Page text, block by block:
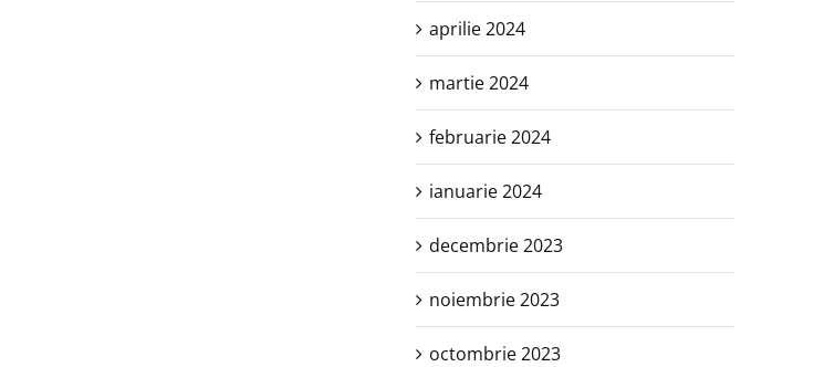
aprilie 2024
martie 2024
februarie 2024
ianuarie 2024
decembrie 2023
noiembrie 2023
octombrie 2023